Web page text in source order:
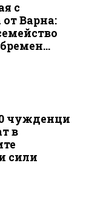
с
Варна:
чужденци
в
сили